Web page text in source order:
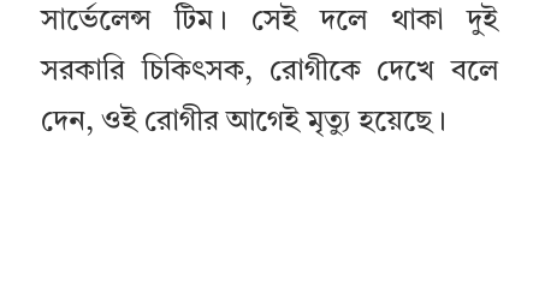
সার্ভেলেন্স টিম। সেই দলে থাকা দুই
সরকারি চিকিৎসক, রোগীকে দেখে বলে
দেন, ওই রোগীর আগেই মৃত্যু হয়েছে।